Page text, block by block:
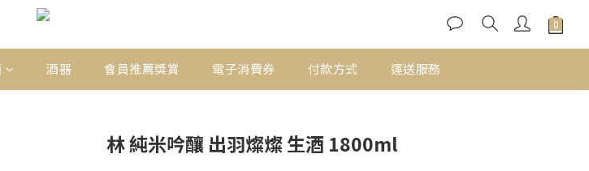
酒器 會員推薦獎賞 電子消費券 付款方式 運送服務
林 純米吟釀 出羽燦燦 生酒 1800ml